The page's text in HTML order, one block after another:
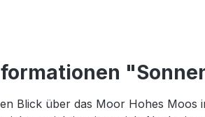
Blick über das Moor Hohes